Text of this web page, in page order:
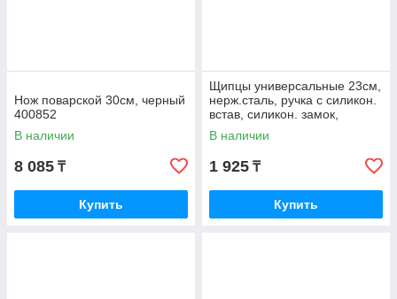
Нож поварской 30см, черный
400852
В наличии
8 085 ₸
Купить
Щипцы универсальные 23см,
нерж.сталь, ручка с силикон.
встав, силикон. замок,
400822
В наличии
1 925 ₸
Купить